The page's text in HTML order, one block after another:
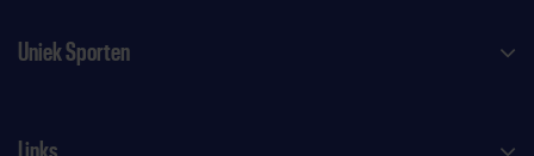
Uniek Sporten